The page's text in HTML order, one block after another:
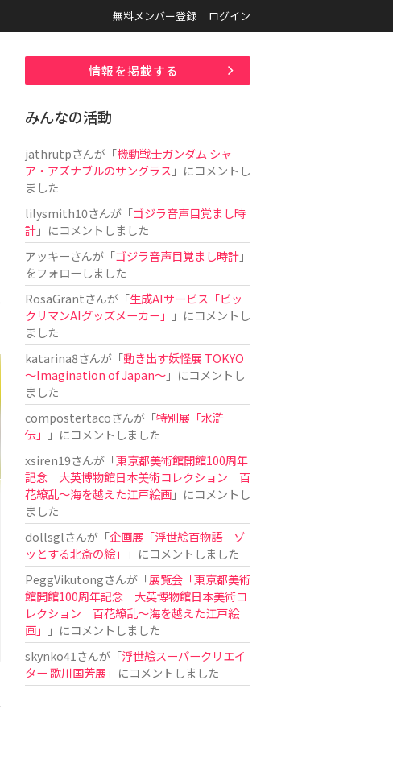
無料メンバー登録 ログイン
情報を掲載する
みんなの活動
jathrutpさんが「機動戦士ガンダム シャ
ア・アズナブルのサングラス 」にコメントし
ました
lilysmith10さんが「ゴジラ音声目覚まし時
計」にコメントしました
アッキーさんが「ゴジラ音声目覚まし時計」
をフォローしました
RosaGrantさんが「生成AIサービス「ビッ
クリマンAIグッズメーカー」
」にコメントし
ました
katarina8さんが「動き出す妖怪展 TOKYO
〜Imagination of Japan〜」にコメントし
ました
compostertacoさんが「特別展「水滸
伝」
」にコメントしました
xsiren19さんが「東京都美術館開館100周年
記念 大英博物館日本美術コレクション 百
花繚乱～海を越えた江戸絵画」にコメントし
ました
dollsglさんが「企画展「浮世絵百物語 ゾ
ッとする北斎の絵」
」にコメントしました
PeggVikutongさんが「展覧会「東京都美術
館開館100周年記念 大英博物館日本美術コ
レクション 百花繚乱〜海を越えた江戸絵
画」
」にコメントしました
skynko41 さんが「浮世絵スーパークリエイ
ター 歌川国芳展 」にコメントしました